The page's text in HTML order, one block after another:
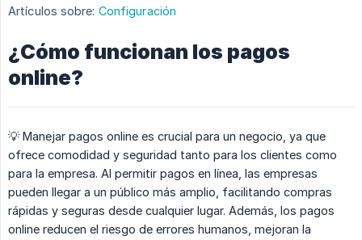
Artículos sobre: Configuración
¿Cómo funcionan los pagos
online?
💡 Manejar pagos online es crucial para un negocio, ya que
ofrece comodidad y seguridad tanto para los clientes como
para la empresa. Al permitir pagos en línea, las empresas
pueden llegar a un público más amplio, facilitando compras
rápidas y seguras desde cualquier lugar. Además, los pagos
online reducen el riesgo de errores humanos, mejoran la